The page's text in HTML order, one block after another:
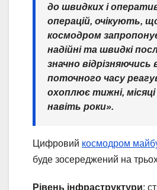
до швидких і
операцій, очікують,
космодром
надійні та швидкі
значно відрізняючись
поточного часу
охоплює тижні,
навіть роки».
Цифровий космодром
буде зосереджений на
Рівень інфраструктури: